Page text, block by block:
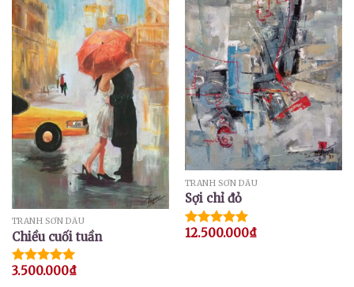
TRANH SƠN DẦU
Chiều cuối tuần
Được xếp
3.500.000₫
TRANH SƠN DẦU
Sợi chỉ đỏ
Được xếp
12.500.000₫